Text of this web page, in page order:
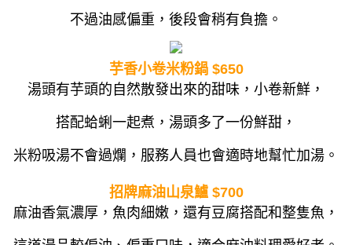
不過油感偏重，後段會稍有負擔。
芋香小卷米粉鍋 $650
湯頭有芋頭的自然散發出來的甜味，小卷新鮮，
搭配蛤蜊一起煮，湯頭多了一份鮮甜，
米粉吸湯不會過爛，服務人員也會適時地幫忙加湯。
招牌麻油山泉鱸 $700
麻油香氣濃厚，魚肉細嫩，還有豆腐搭配和整隻魚，